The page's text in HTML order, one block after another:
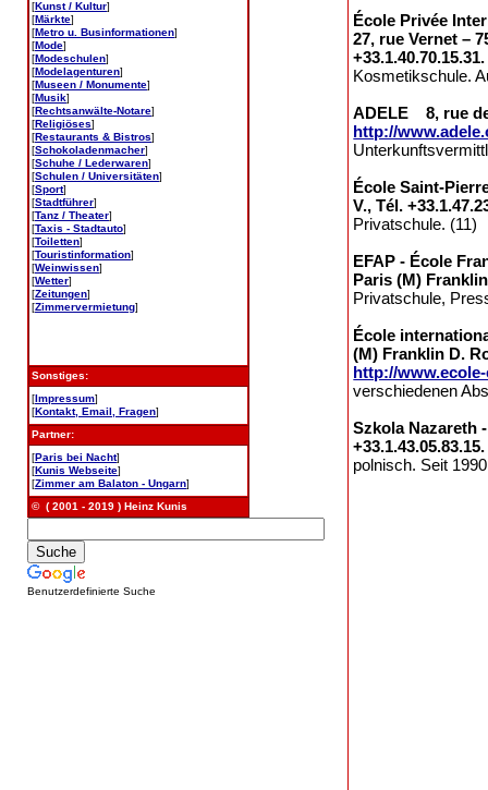
[Kunst / Kultur]
[Märkte]
[Metro u. Businformationen]
[Mode]
[Modeschulen]
[Modelagenturen]
[Museen / Monumente]
[Musik]
[Rechtsanwälte-Notare]
[Religiöses]
[Restaurants & Bistros]
[Schokoladenmacher]
[Schuhe / Lederwaren]
[Schulen / Universitäten]
[Sport]
[Stadtführer]
[Tanz / Theater]
[Taxis - Stadtauto]
[Toiletten]
[Touristinformation]
[Weinwissen]
[Wetter]
[Zeitungen]
[Zimmervermietung]
Sonstiges:
[Impressum]
[Kontakt, Email, Fragen]
Partner:
[Paris bei Nacht]
[Kunis Webseite]
[Zimmer am Balaton - Ungarn]
© ( 2001 - 2019 ) Heinz Kunis
Benutzerdefinierte Suche
École Privée
27, rue Vernet –
Kosmetikschule.
ADELE 8, rue de
http://
École Saint-
V., Tél.
Privatschule. (11)
EFAP - École
Paris (M)
Privatschule,
École
(M) Franklin D.
http://
verschiedenen
Szkola Nazareth
polnisch. Seit